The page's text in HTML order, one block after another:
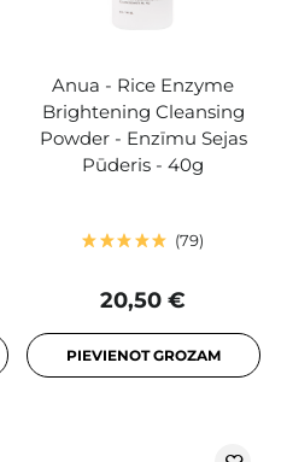
Anua - Rice Enzyme
Brightening Cleansing
Powder - Enzīmu Sejas
Pūderis - 40g
79
20,50 €
PIEVIENOT GROZAM